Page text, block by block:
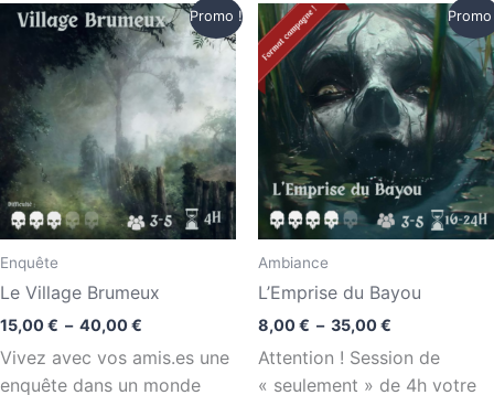
Promo !
Enquête
Le Village Brumeux
15,00€ – 40,00€
Plage
de
prix :
15,00 €
40,00 €
Vivez avec vos amis.es une
enquête dans un monde
Ambiance
L’Emprise du Bayou
8,00€ – 35,00€
Plage
de
prix :
8,00 €
à
35,00 €
Attention ! Session de
« seulement » de 4h votre